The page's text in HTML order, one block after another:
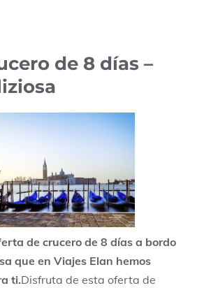
de 8 días –
de crucero de 8 días a bordo
que en Viajes Elan hemos
ti.Disfruta de esta oferta de